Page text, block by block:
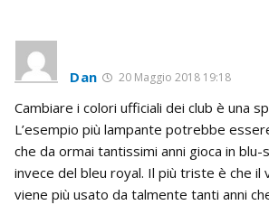
Dan 20 Maggio 2018 19:18
Cambiare i colori ufficiali dei club è una
L’esempio più lampante potrebbe
che da ormai tantissimi anni gioca in blu-
invece del bleu royal. Il più triste è che il
viene più usato da talmente tanti anni